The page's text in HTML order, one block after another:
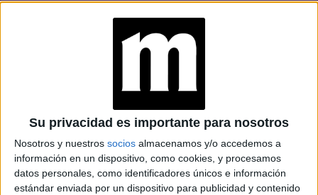
Su privacidad es importante para nosotros
Nosotros y nuestros socios almacenamos y/o accedemos a
información en un dispositivo, como cookies, y procesamos
datos personales, como identificadores únicos e información
estándar enviada por un dispositivo para publicidad y contenido
Caras Noticias
Weekend Parabrisas
Look
Luz Mía Lunateen Break BATimes
© Perfil.com 2006-2019 - Todos los derechos reservados
Registro de Propiedad Intelectual: Nro. 5346433